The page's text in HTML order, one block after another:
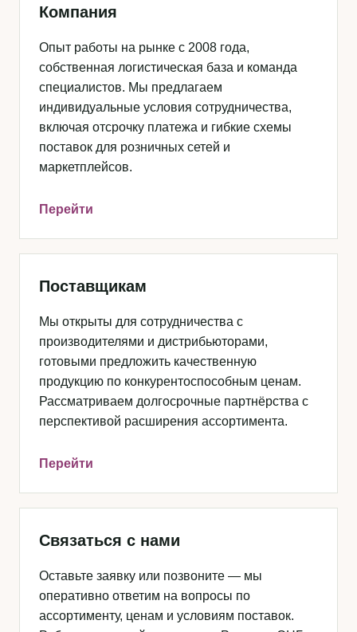
Компания
Опыт работы на рынке с 2008 года,
собственная логистическая база и команда
специалистов. Мы предлагаем
индивидуальные условия сотрудничества,
включая отсрочку платежа и гибкие схемы
поставок для розничных сетей и
маркетплейсов.
Перейти
Поставщикам
Мы открыты для сотрудничества с
производителями и дистрибьюторами,
готовыми предложить качественную
продукцию по конкурентоспособным ценам.
Рассматриваем долгосрочные партнёрства с
перспективой расширения ассортимента.
Перейти
Связаться с нами
Оставьте заявку или позвоните — мы
оперативно ответим на вопросы по
ассортименту, ценам и условиям поставок.